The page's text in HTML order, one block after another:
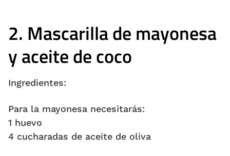
2. Mascarilla de mayonesa
y aceite de coco
Ingredientes:
Para la mayonesa necesitarás:
1 huevo
4 cucharadas de aceite de oliva